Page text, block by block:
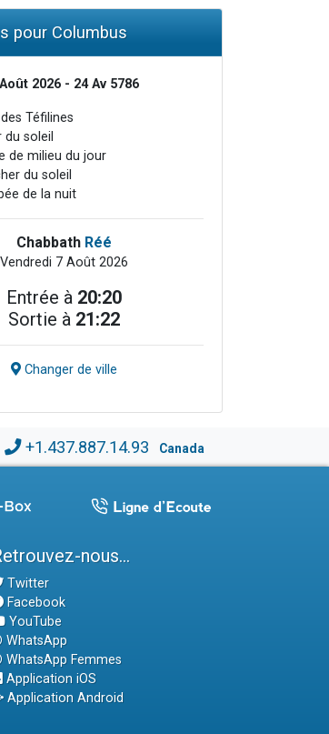
pour Columbus
2026 - 24 Av 5786
Téfilines
du soleil
de milieu du jour
du soleil
de la nuit
Chabbath Réé
Vendredi 7 Août 2026
Entrée à 20:20
Sortie à 21:22
Changer de ville
+1.437.887.14.93 Canada
nous...
Twitter
Facebook
YouTube
WhatsApp
WhatsApp Femmes
Application iOS
Application Android